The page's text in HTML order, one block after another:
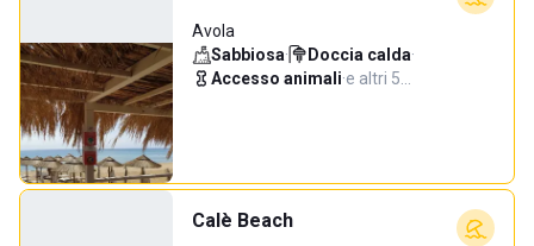
Avola
Sabbiosa· Doccia calda·
Accesso animali·e altri 5…
Calè Beach